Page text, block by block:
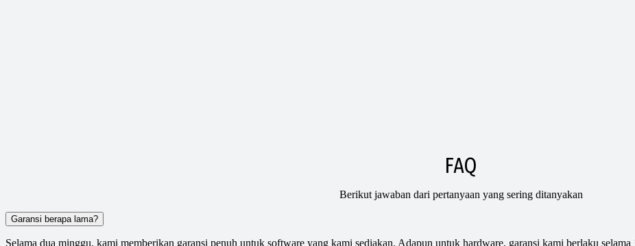
FAQ
Berikut jawaban dari pertanyaan yang sering ditanyakan
Garansi berapa lama?
Selama dua minggu, kami memberikan garansi penuh untuk software yang kami sediakan. Adapun untuk hardware, garansi kami berlaku